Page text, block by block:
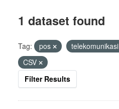
1 dataset found
Tag: pos telekomunikasi
CSV
Filter Results